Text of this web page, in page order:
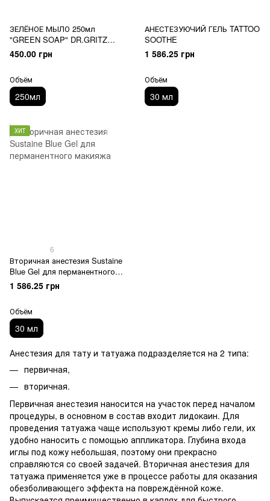
ЗЕЛЁНОЕ МЫЛО 250мл
"GREEN SOAP" DR.GRITZ
(КОНЦЕНТРАТ)
450.00 грн
Объём
250мл
АНЕСТЕЗУЮЧИЙ ГЕЛЬ TATTOO
SOOTHE
1 586.25 грн
Объём
30 мл
ХИТ
6
Вторичная анестезия Sustaine
Blue Gel для перманентного
макияжа
1 586.25 грн
Объём
30 мл
Анестезия для тату и татуажа подразделяется на 2 типа:
первичная,
вторичная.
Первичная анестезия наносится на участок перед началом
процедуры, в основном в состав входит лидокаин. Для
проведения татуажа чаще используют кремы либо гели, их
удобно наносить с помощью аппликатора. Глубина входа
иглы под кожу небольшая, поэтому они прекрасно
справляются со своей задачей. Вторичная анестезия для
татуажа применяется уже в процессе работы для оказания
обезболивающего эффекта на повреждённой коже.